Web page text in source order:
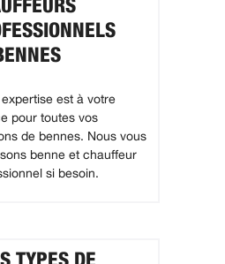
expertise est à votre
pour toutes vos
de bennes. Nous vous
benne et chauffeur
si besoin.